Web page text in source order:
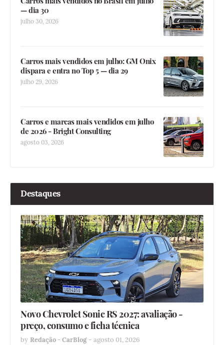
— dia 30
julho 30, 2026
Carros mais vendidos em julho: GM Onix
dispara e entra no Top 5 — dia 29
julho 29, 2026
Carros e marcas mais vendidos em julho
de 2026 - Bright Consulting
agosto 03, 2026
Destaques
Novo Chevrolet Sonic RS 2027: avaliação -
preço, consumo e ficha técnica
by Redação - CarBlog - agosto 01, 2026